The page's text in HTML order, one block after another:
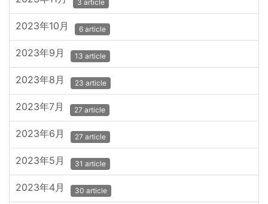
3 article
2023年10月 6 article
2023年9月 13 article
2023年8月 23 article
2023年7月 27 article
2023年6月 27 article
2023年5月 31 article
2023年4月 30 article